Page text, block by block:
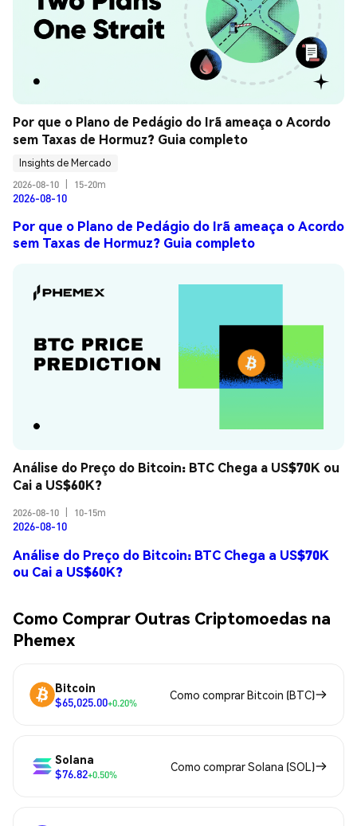
Por que o Plano de Pedágio do Irã ameaça o Acordo
sem Taxas de Hormuz? Guia completo
Insights de Mercado
2026-08-10
15-20m
2026-08-10
Por que o Plano de Pedágio do Irã ameaça o Acordo
sem Taxas de Hormuz? Guia completo
Análise do Preço do Bitcoin: BTC Chega a US$70K ou
Cai a US$60K?
2026-08-10 10-15m
2026-08-10
Análise do Preço do Bitcoin: BTC Chega a US$70K
ou Cai a US$60K?
Como Comprar Outras Criptomoedas na
Phemex
Bitcoin
$65,025.00+0.20%
Como comprar Bitcoin (BTC)
Solana
$76.82+0.50%
Como comprar Solana (SOL)